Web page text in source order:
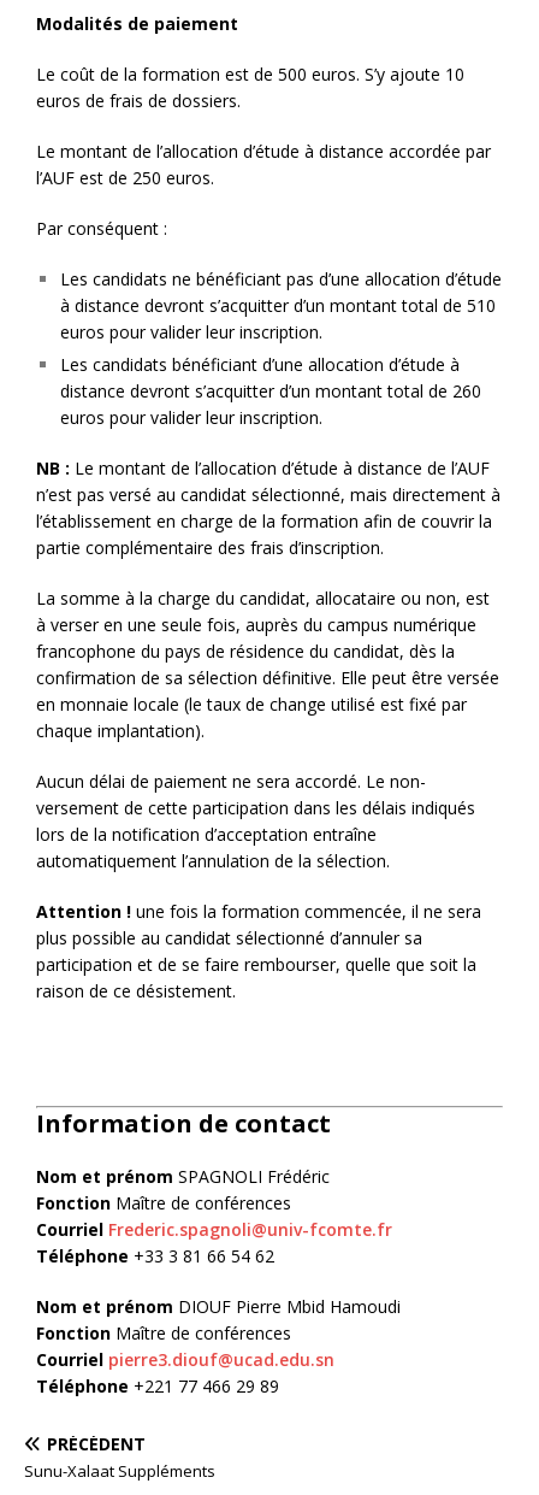
Modalités de paiement
Le coût de la formation est de 500 euros. S’y ajoute 10
euros de frais de dossiers.
Le montant de l’allocation d’étude à distance accordée par
l’AUF est de 250 euros.
Par conséquent :
Les candidats ne bénéficiant pas d’une allocation d’étude
à distance devront s’acquitter d’un montant total de 510
euros pour valider leur inscription.
Les candidats bénéficiant d’une allocation d’étude à
distance devront s’acquitter d’un montant total de 260
euros pour valider leur inscription.
NB : Le montant de l’allocation d’étude à distance de l’AUF
n’est pas versé au candidat sélectionné, mais directement à
l’établissement en charge de la formation afin de couvrir la
partie complémentaire des frais d’inscription.
La somme à la charge du candidat, allocataire ou non, est
à verser en une seule fois, auprès du campus numérique
francophone du pays de résidence du candidat, dès la
confirmation de sa sélection définitive. Elle peut être versée
en monnaie locale (le taux de change utilisé est fixé par
chaque implantation).
Aucun délai de paiement ne sera accordé. Le non-
versement de cette participation dans les délais indiqués
lors de la notification d’acceptation entraîne
automatiquement l’annulation de la sélection.
Attention ! une fois la formation commencée, il ne sera
plus possible au candidat sélectionné d’annuler sa
participation et de se faire rembourser, quelle que soit la
raison de ce désistement.
Information de contact
Nom et prénom SPAGNOLI Frédéric
Fonction Maître de conférences
Courriel Frederic.spagnoli@univ-fcomte.fr
Téléphone +33 3 81 66 54 62
Nom et prénom DIOUF Pierre Mbid Hamoudi
Fonction Maître de conférences
Courriel pierre3.diouf@ucad.edu.sn
Téléphone +221 77 466 29 89
PRÉCÉDENT
Sunu-Xalaat Suppléments